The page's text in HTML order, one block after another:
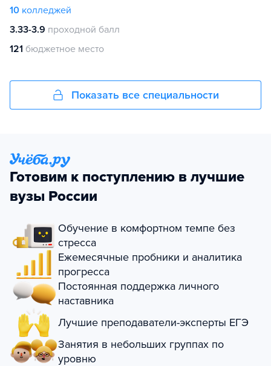
10 колледжей
3.33-3.9 проходной балл
121 бюджетное место
Показать все специальности
Готовим к поступлению в лучшие
вузы России
Обучение в комфортном темпе без
стресса
Ежемесячные пробники и аналитика
прогресса
Постоянная поддержка личного
наставника
Лучшие преподаватели-эксперты ЕГЭ
Занятия в небольших группах по
уровню